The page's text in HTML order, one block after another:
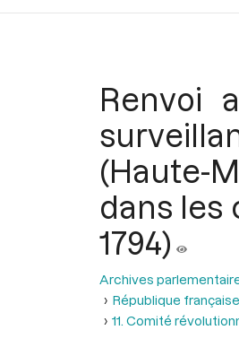
Renvoi
(Haute-
dans les
1794)
Archives
République
11. Comité